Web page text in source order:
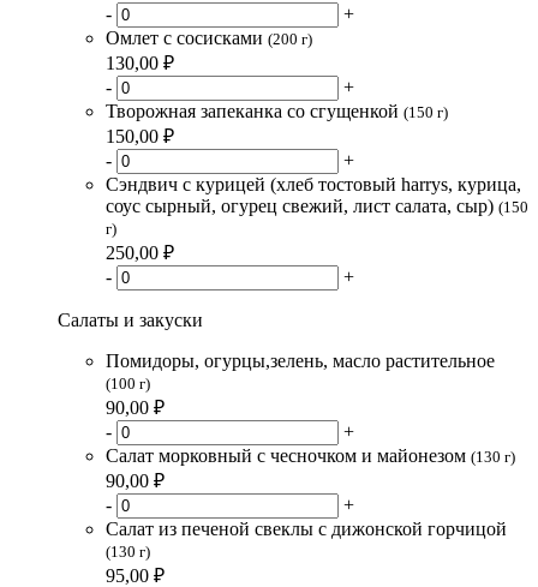
-
+
Омлет с сосисками (200 г)
130,00 ₽
-
+
Творожная запеканка со сгущенкой (150 г)
150,00 ₽
-
+
Сэндвич с курицей (хлеб тостовый harrys, курица,
соус сырный, огурец свежий, лист салата, сыр) (150
г)
250,00 ₽
-
+
Салаты и закуски
Помидоры, огурцы,зелень, масло растительное
(100 г)
90,00 ₽
-
+
Салат морковный с чесночком и майонезом (130 г)
90,00 ₽
-
+
Салат из печеной свеклы с дижонской горчицой
(130 г)
95,00 ₽